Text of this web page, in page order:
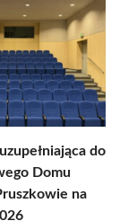
do
Domu
na